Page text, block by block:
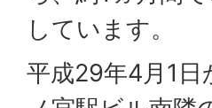
しています。
平成29年4月1日